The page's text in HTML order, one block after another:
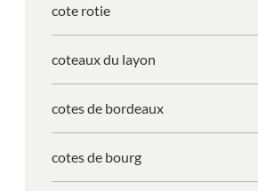
cote rotie
coteaux du layon
cotes de bordeaux
cotes de bourg